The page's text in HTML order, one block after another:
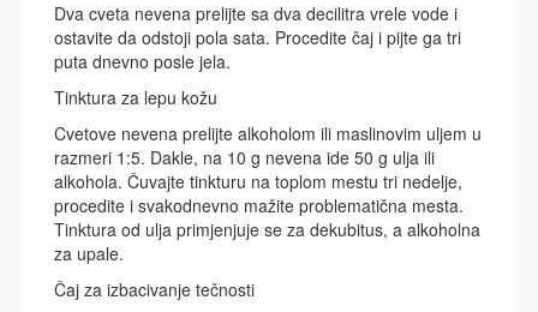
Dva cveta nevena prelijte sa dva decilitra vrele vode i
ostavite da odstoji pola sata. Procedite čaj i pijte ga tri
puta dnevno posle jela.
Tinktura za lepu kožu
Cvetove nevena prelijte alkoholom ili maslinovim uljem u
razmeri 1:5. Dakle, na 10 g nevena ide 50 g ulja ili
alkohola. Čuvajte tinkturu na toplom mestu tri nedelje,
procedite i svakodnevno mažite problematična mesta.
Tinktura od ulja primjenjuje se za dekubitus, a alkoholna
za upale.
Čaj za izbacivanje tečnosti